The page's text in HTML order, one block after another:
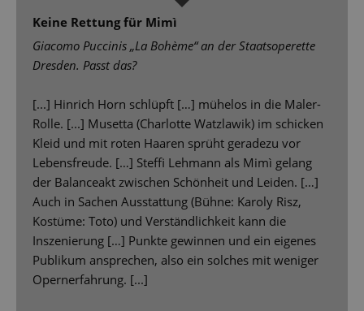
Keine Rettung für Mimì
Giacomo Puccinis „La Bohème“ an der Staatsoperette
Dresden. Passt das?
[...] Hinrich Horn schlüpft […] mühelos in die Maler-
Rolle. [...] Musetta (Charlotte Watzlawik) im schicken
Kleid und mit roten Haaren sprüht geradezu vor
Lebensfreude. […] Steffi Lehmann als Mimì gelang
der Balanceakt zwischen Schönheit und Leiden. […]
Auch in Sachen Ausstattung (Bühne: Karoly Risz,
Kostüme: Toto) und Verständlichkeit kann die
Inszenierung […] Punkte gewinnen und ein eigenes
Publikum ansprechen, also ein solches mit weniger
Opernerfahrung. [...]